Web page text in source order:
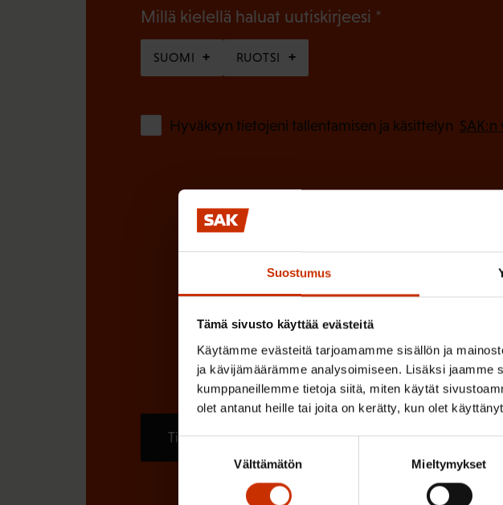
Suostumus
Tämä sivusto käyttää evästeitä
Käytämme evästeitä tarjoamamme sisällön ja
ja kävijämäärämme analysoimiseen. Lisäksi jaamme
kumppaneillemme tietoja siitä, miten käytät
olet antanut heille tai joita on kerätty, kun olet
valinta
Välttämätön Mieltymykset
)
n
e
n
Millä kielellä haluat uutiskirjeesi
o
SUOMI RUOTSI
Hyväksyn tietojeni tallentamisen ja käsittelyn
Tilaa